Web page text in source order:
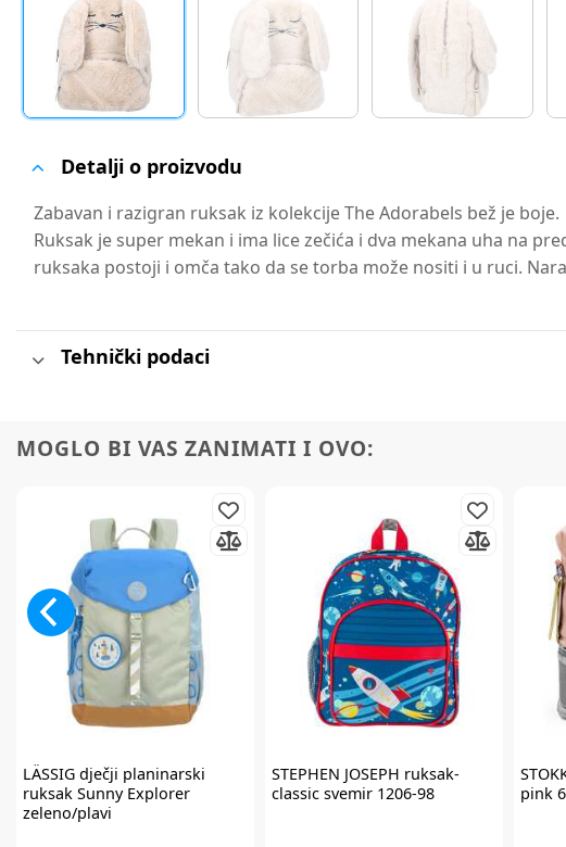
Detalji o proizvodu
Zabavan i razigran ruksak iz kolekcije The Adorabels bež je boje.
Ruksak je super mekan i ima lice zečića i dva mekana uha na
ruksaka postoji i omča tako da se torba može nositi i u ruci.
Tehnički podaci
MOGLO BI VAS ZANIMATI I OVO:
LÄSSIGdječji planinarski
ruksak Sunny Explorer
zeleno/plavi
STEPHEN JOSEPH ruksak-
classic svemir 1206-98
pink